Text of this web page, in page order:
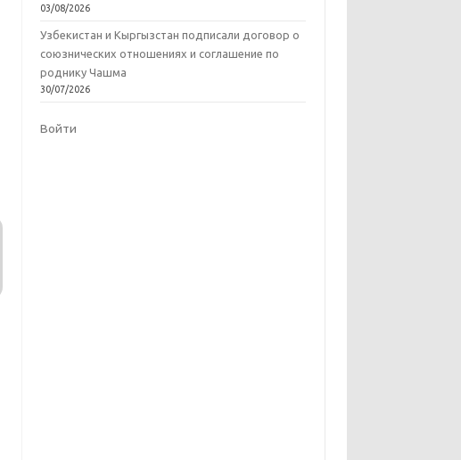
03/08/2026
Узбекистан и Кыргызстан подписали договор о
союзнических отношениях и соглашение по
роднику Чашма
30/07/2026
Войти